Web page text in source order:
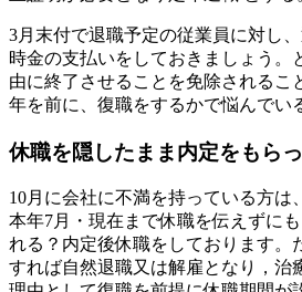
3月末付で退職予定の従業員に対し
時金の支払いをしておきましょう。
由に終了させることを免除されるこ
年を前に、復職をするかで悩んでい
休職を隠したまま内定をもら
10月に会社に不満を持っている方は
本年7月・現在まで休職を伝えずに
れる？内定後休職をしております。
すれば自然退職又は解雇となり，治